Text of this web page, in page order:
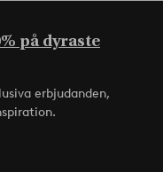
på dyraste
erbjudanden,